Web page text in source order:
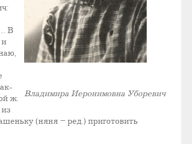
Владимира Иеронимовна Уборевич
В
и
ж.
(няня – ред.) приготовить